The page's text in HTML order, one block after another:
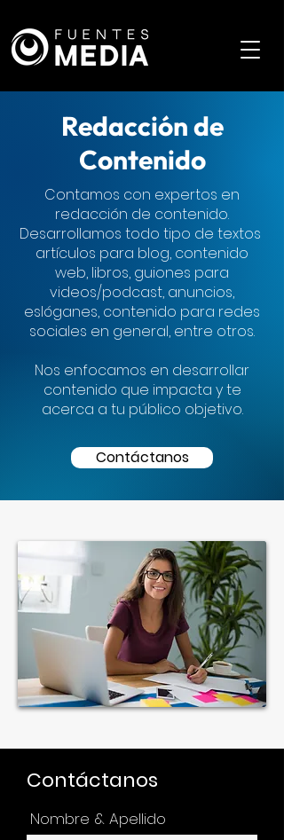
Redacción de
Contenido
Contamos con expertos en
redacción de contenido.
Desarrollamos todo tipo de textos
artículos para blog, contenido
web, libros, guiones para
videos/podcast, anuncios,
eslóganes, contenido para redes
sociales en general, entre otros.
Nos enfocamos en desarrollar
contenido que impacta y te
acerca a tu público objetivo.
Contáctanos
Contáctanos
Nombre & Apellido